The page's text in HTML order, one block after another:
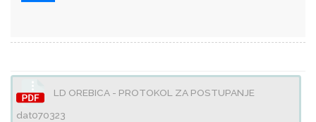
LD OREBICA - PROTOKOL ZA POSTUPANJE
dat070323